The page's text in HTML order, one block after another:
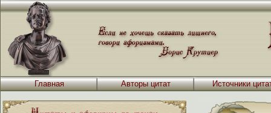
Главная Авторы цитат Источники